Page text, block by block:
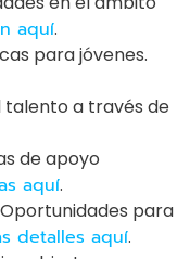
aquí.
para jóvenes.
talento a través de
de apoyo
aquí.
para
detalles aquí.